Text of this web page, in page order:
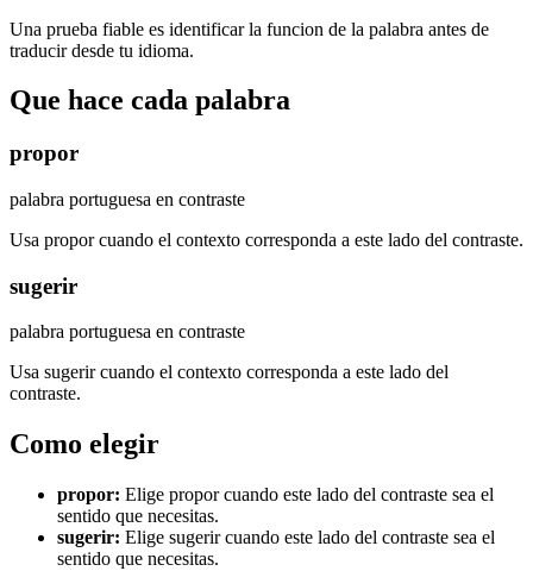
Una prueba fiable es identificar la funcion de la palabra antes de
traducir desde tu idioma.
Que hace cada palabra
propor
palabra portuguesa en contraste
Usa propor cuando el contexto corresponda a este lado del contraste.
sugerir
palabra portuguesa en contraste
Usa sugerir cuando el contexto corresponda a este lado del
contraste.
Como elegir
propor: Elige propor cuando este lado del contraste sea el
sentido que necesitas.
sugerir: Elige sugerir cuando este lado del contraste sea el
sentido que necesitas.